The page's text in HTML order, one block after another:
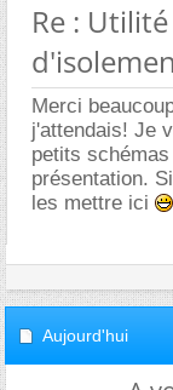
Re :
Merci
j'attendais! Je
petits
présentation.
les mettre ici
Aujourd'hui